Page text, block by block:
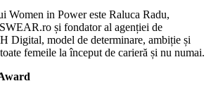
Women in Power este Raluca Radu,
și fondator al agenției de
Digital, model de determinare, ambiție și
femeile la început de carieră și nu numai.